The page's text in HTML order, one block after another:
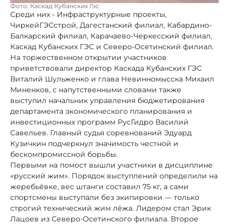
Фото: Каскад Кубанских Гэс
Среди них - Инфраструктурные проекты,
ЧиркейГЭСстрой, Дагестанский филиал, Кабардино-
Балкарский филиал, Карачаево-Черкесский филиал,
Каскад Кубанских ГЭС и Северо-Осетинский филиал.
На торжественном открытии участников
приветствовали директор Каскада Кубанских ГЭС
Виталий Шульженко и глава Невинномысска Михаил
Миненков, с напутственными словами также
выступил начальник управления бюджетирования
департамента экономического планирования и
инвестиционных программ РусГидро Василий
Савельев. Главный судья соревнований Эдуард
Кузичкин подчеркнул значимость честной и
бескомпромиссной борьбы.
Первыми на помост вышли участники в дисциплине
«русский жим». Порядок выступлений определили на
жеребьёвке, вес штанги составил 75 кг, а сами
спортсмены выступали без экипировки — только
строгий технический жим лёжа. Лидером стал Эрик
Лацоев из Северо-Осетинского филиала. Второе